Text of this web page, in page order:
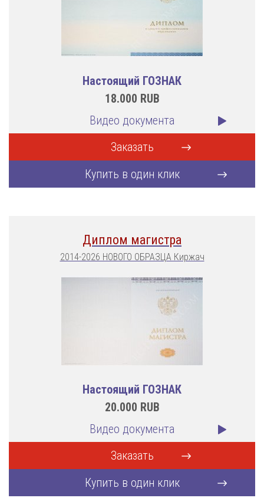
Настоящий ГОЗНАК
18.000 RUB
Видео документа
Заказать
Купить в один клик
Диплом магистра
2014-2026 НОВОГО ОБРАЗЦА Киржач
Настоящий ГОЗНАК
20.000 RUB
Видео документа
Заказать
Купить в один клик